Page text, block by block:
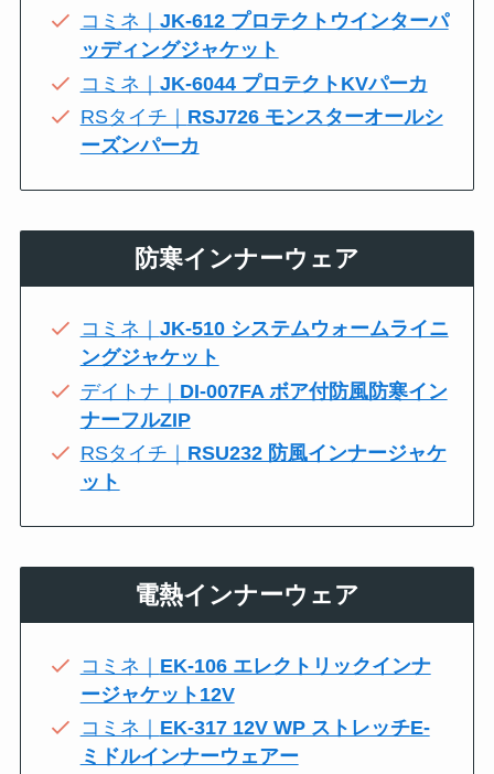
コミネ｜ JK-612 プロテクトウインターパ
ッディングジャケット
コミネ｜ JK-6044 プロテクトKVパーカ
RSタイチ｜ RSJ726 モンスターオールシ
ーズンパーカ
防寒インナーウェア
コミネ｜ JK-510 システムウォームライニ
ングジャケット
デイトナ｜ DI-007FA ボア付防風防寒イン
ナーフルZIP
RSタイチ｜ RSU232 防風インナージャケ
ット
電熱インナーウェア
コミネ｜ EK-106 エレクトリックインナ
ージャケット12V
コミネ｜ EK-317 12V WP ストレッチE-
ミドルインナーウェアー